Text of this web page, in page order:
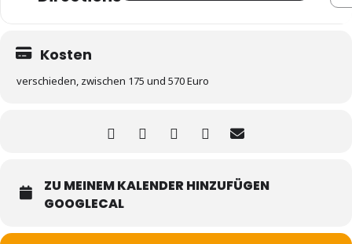
Kosten
verschieden, zwischen 175 und 570 Euro
ZU MEINEM KALENDER HINZUFÜGEN
GOOGLECAL